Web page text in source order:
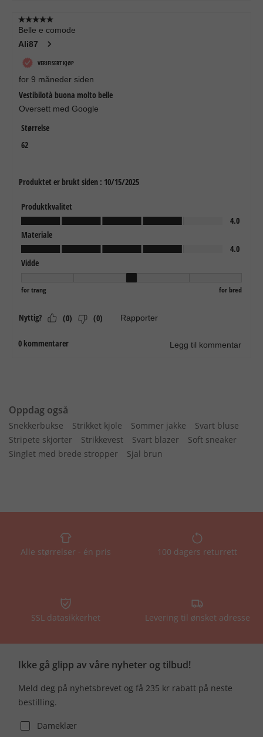
Oppdag også
Snekkerbukse Strikket kjole Sommer jakke
Svart bluse
Stripete skjorter
Strikkevest Svart blazer
Soft sneaker
Singlet med brede stropper
Sjal brun
Alle størrelser - én pris 100 dagers returrett
SSL datasikkerhet Levering til ønsket adresse
Ikke gå glipp av våre nyheter og tilbud!
Meld deg på nyhetsbrevet og få 235 kr rabatt på neste
bestilling.
Dameklær